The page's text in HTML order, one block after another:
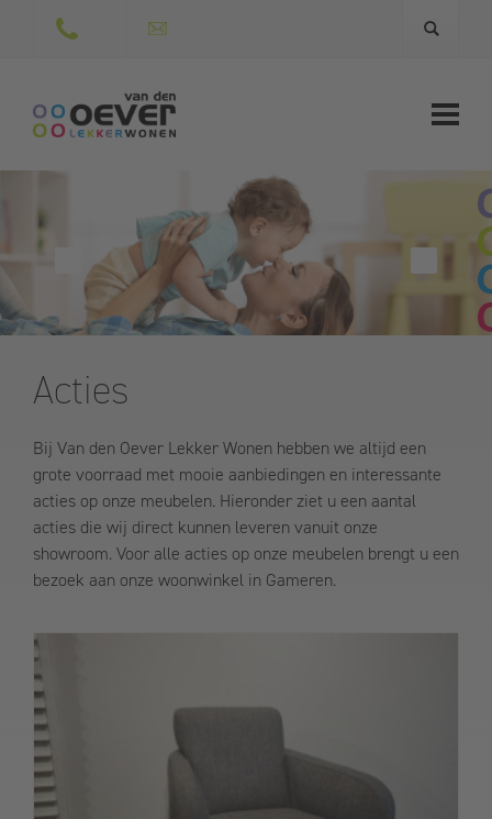
Acties
Bij Van den Oever Lekker Wonen hebben we altijd een
grote voorraad met mooie aanbiedingen en interessante
acties op onze meubelen. Hieronder ziet u een aantal
acties die wij direct kunnen leveren vanuit onze
showroom. Voor alle acties op onze meubelen brengt u een
bezoek aan onze woonwinkel in Gameren.